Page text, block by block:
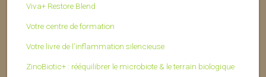
Viva+ Restore Blend
Votre centre de formation
Votre livre de l’inflammation silencieuse
ZinoBiotic+ : rééquilibrer le microbiote & le terrain biologique